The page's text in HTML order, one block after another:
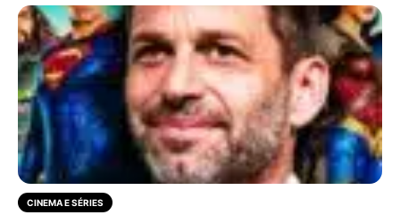
CINEMA E SÉRIES